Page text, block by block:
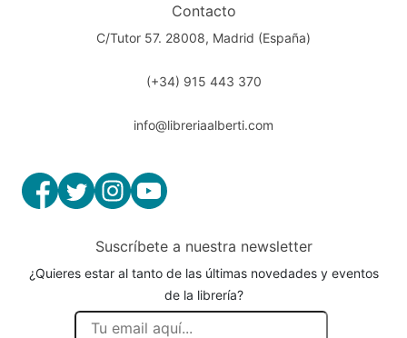
Contacto
C/Tutor 57. 28008, Madrid (España)
(+34) 915 443 370
info@libreriaalberti.com
Suscríbete a nuestra newsletter
¿Quieres estar al tanto de las últimas novedades y eventos
de la librería?